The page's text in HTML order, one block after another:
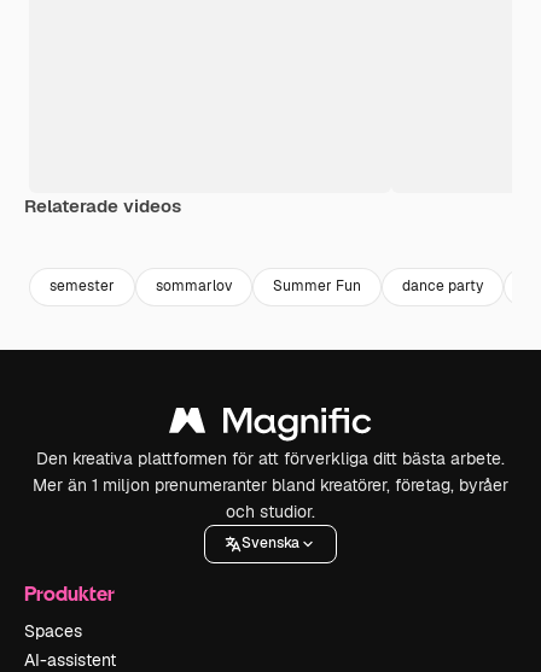
Relaterade videos
semester sommarlov Summer Fun dance party
Den kreativa plattformen för att förverkliga ditt bästa arbete.
Mer än 1 miljon prenumeranter bland kreatörer, företag, byråer
och studior.
Svenska
Produkter
Spaces
AI-assistent